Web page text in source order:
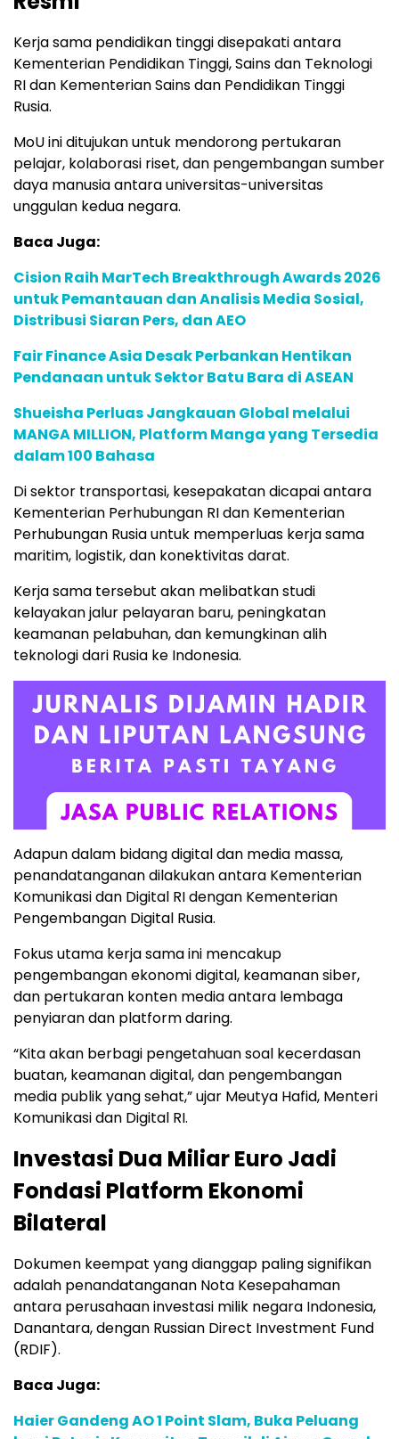
Kerja sama pendidikan tinggi disepakati antara
Kementerian Pendidikan Tinggi, Sains dan Teknologi
RI dan Kementerian Sains dan Pendidikan Tinggi
Rusia.
MoU ini ditujukan untuk mendorong pertukaran
pelajar, kolaborasi riset, dan pengembangan sumber
daya manusia antara universitas-universitas
unggulan kedua negara.
Baca Juga:
Cision Raih MarTech Breakthrough Awards 2026
untuk Pemantauan dan Analisis Media Sosial,
Distribusi Siaran Pers, dan AEO
Fair Finance Asia Desak Perbankan Hentikan
Pendanaan untuk Sektor Batu Bara di ASEAN
Shueisha Perluas Jangkauan Global melalui
MANGA MILLION, Platform Manga yang Tersedia
dalam 100 Bahasa
Di sektor transportasi, kesepakatan dicapai antara
Kementerian Perhubungan RI dan Kementerian
Perhubungan Rusia untuk memperluas kerja sama
maritim, logistik, dan konektivitas darat.
Kerja sama tersebut akan melibatkan studi
kelayakan jalur pelayaran baru, peningkatan
keamanan pelabuhan, dan kemungkinan alih
teknologi dari Rusia ke Indonesia.
Adapun dalam bidang digital dan media massa,
penandatanganan dilakukan antara Kementerian
Komunikasi dan Digital RI dengan Kementerian
Pengembangan Digital Rusia.
Fokus utama kerja sama ini mencakup
pengembangan ekonomi digital, keamanan siber,
dan pertukaran konten media antara lembaga
penyiaran dan platform daring.
“Kita akan berbagi pengetahuan soal kecerdasan
buatan, keamanan digital, dan pengembangan
media publik yang sehat,” ujar Meutya Hafid, Menteri
Komunikasi dan Digital RI.
Investasi Dua Miliar Euro Jadi
Fondasi Platform Ekonomi
Bilateral
Dokumen keempat yang dianggap paling signifikan
adalah penandatanganan Nota Kesepahaman
antara perusahaan investasi milik negara Indonesia,
Danantara, dengan Russian Direct Investment Fund
(RDIF).
Baca Juga:
Haier Gandeng AO 1 Point Slam, Buka Peluang